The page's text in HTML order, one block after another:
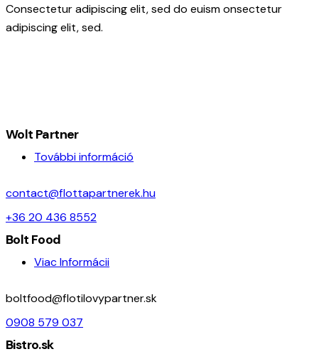
Consectetur adipiscing elit, sed do euism onsectetur
adipiscing elit, sed.
Wolt Partner
További információ
contact@flottapartnerek.hu
+36 20 436 8552
Bolt Food
Viac Informácii
boltfood@flotilovypartner.sk
0908 579 037
Bistro.sk